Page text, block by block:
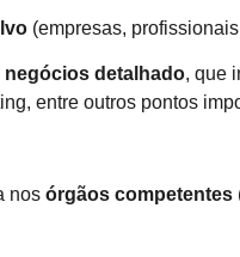
(empresas,
negócios detalhado, que
entre outros pontos
nos órgãos competentes